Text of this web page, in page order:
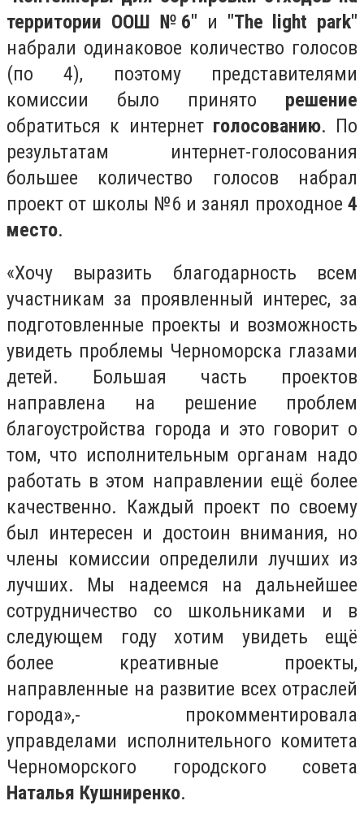
территории ООШ №6" и "The light park"
набрали одинаковое количество голосов
(по 4), поэтому представителями
комиссии было принято решение
обратиться к интернет голосованию. По
результатам интернет-голосования
большее количество голосов набрал
проект от школы №6 и занял проходное 4
место.
«Хочу выразить благодарность всем
участникам за проявленный интерес, за
подготовленные проекты и возможность
увидеть проблемы Черноморска глазами
детей. Большая часть проектов
направлена на решение проблем
благоустройства города и это говорит о
том, что исполнительным органам надо
работать в этом направлении ещё более
качественно. Каждый проект по своему
был интересен и достоин внимания, но
члены комиссии определили лучших из
лучших. Мы надеемся на дальнейшее
сотрудничество со школьниками и в
следующем году хотим увидеть ещё
более креативные проекты,
направленные на развитие всех отраслей
города»,- прокомментировала
управделами исполнительного комитета
Черноморского городского совета
Наталья Кушниренко.